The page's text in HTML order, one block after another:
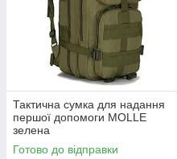
Тактична сумка для надання
першої допомоги MOLLE
зелена
Готово до відправки